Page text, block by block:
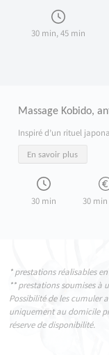
30 min, 45 min
Massage Kobido,
Inspiré d’un rituel
En savoir plus
30 min 30
* prestations réalisables
** prestations soumises à
Possibilité de les cumuler
uniquement au domicile
réserve de disponibilité.